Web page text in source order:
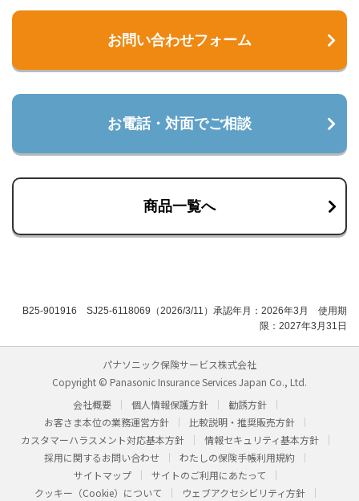
お問い合わせフォーム
お電話・対面でご相談
商品一覧へ
B25-901916 SJ25-6118069（2026/3/11）承認年月：2026年3月 使用期
限：2027年3月31日
パナソニック保険サービス株式会社
Copyright © Panasonic Insurance Services Japan Co., Ltd.
会社概要
個人情報保護方針
勧誘方針
お客さま本位の業務運営方針
比較説明・推奨販売方針
カスタマーハラスメント対応基本方針
情報セキュリティ基本方針
採用に関するお問い合わせ
わたしの保険手帳利用規約
サイトマップ
サイトのご利用にあたって
クッキー（Cookie）について
ウェブアクセシビリティ方針